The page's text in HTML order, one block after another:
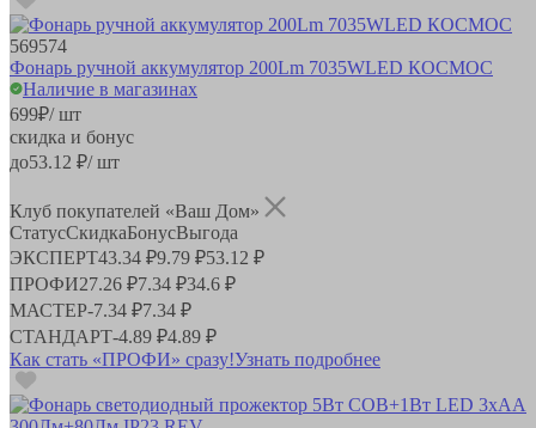
569574
Фонарь ручной аккумулятор 200Lm 7035WLED КОСМОС
Наличие в магазинах
699₽/ шт
скидка и бонус
до53.12 ₽/ шт
Клуб покупателей «Ваш Дом»
СтатусСкидкаБонусВыгода
ЭКСПЕРТ43.34 ₽9.79 ₽53.12 ₽
ПРОФИ27.26 ₽7.34 ₽34.6 ₽
МАСТЕР-7.34 ₽7.34 ₽
СТАНДАРТ-4.89 ₽4.89 ₽
Как стать «ПРОФИ» сразу!Узнать подробнее